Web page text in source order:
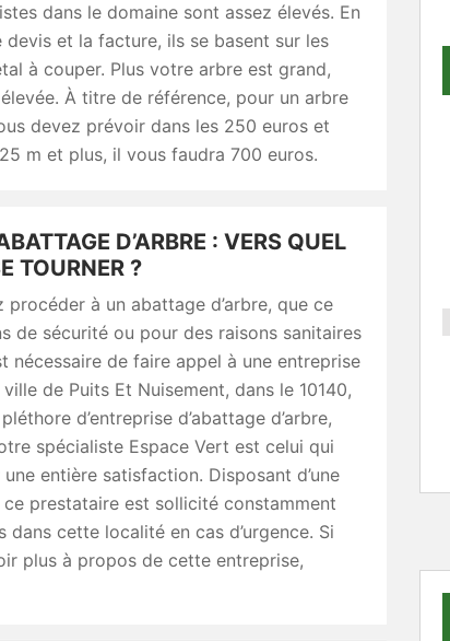
dans le domaine sont assez élevés. En
et la facture, ils se basent sur les
à couper. Plus votre arbre est grand,
À titre de référence, pour un arbre
devez prévoir dans les 250 euros et
m et plus, il vous faudra 700 euros.
D’ARBRE : VERS QUEL
TOURNER ?
procéder à un abattage d’arbre, que ce
de sécurité ou pour des raisons sanitaires
nécessaire de faire appel à une entreprise
de Puits Et Nuisement, dans le 10140,
d’entreprise d’abattage d’arbre,
spécialiste Espace Vert est celui qui
entière satisfaction. Disposant d’une
ce prestataire est sollicité constamment
dans cette localité en cas d’urgence. Si
plus à propos de cette entreprise,